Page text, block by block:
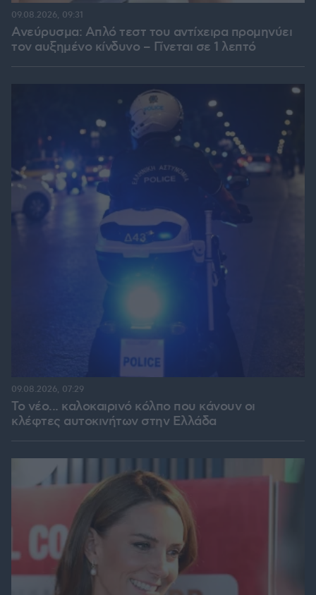
Ανεύρυσμα: Απλό τεστ του αντίχειρα προμηνύει
τον αυξημένο κίνδυνο – Γίνεται σε 1 λεπτό
09.08.2026, 09:31
Το νέο... καλοκαιρινό κόλπο που κάνουν οι
κλέφτες αυτοκινήτων στην Ελλάδα
09.08.2026, 07:29